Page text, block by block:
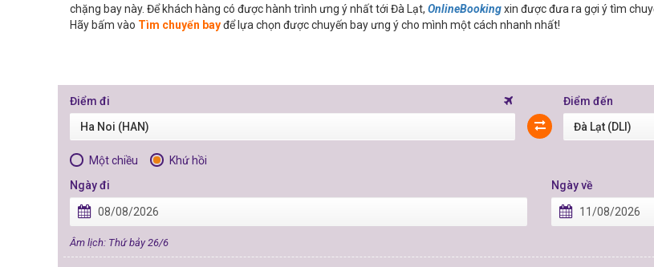
chặng bay này. Để khách hàng có được hành trình ưng ý nhất tới Đà Lạt, OnlineBookingxin được đưa ra gợi ý tìm
Hãy bấm vào Tìm chuyến bayđể lựa chọn được chuyến bay ưng ý cho mình một cách nhanh nhất!
Điểm đi
Ha Noi (HAN)
Điểm đến
Đà Lạt (DLI)
Một chiều Khứ hồi
Ngày đi
Âm lịch: Thứ bảy 26/6
Ngày về